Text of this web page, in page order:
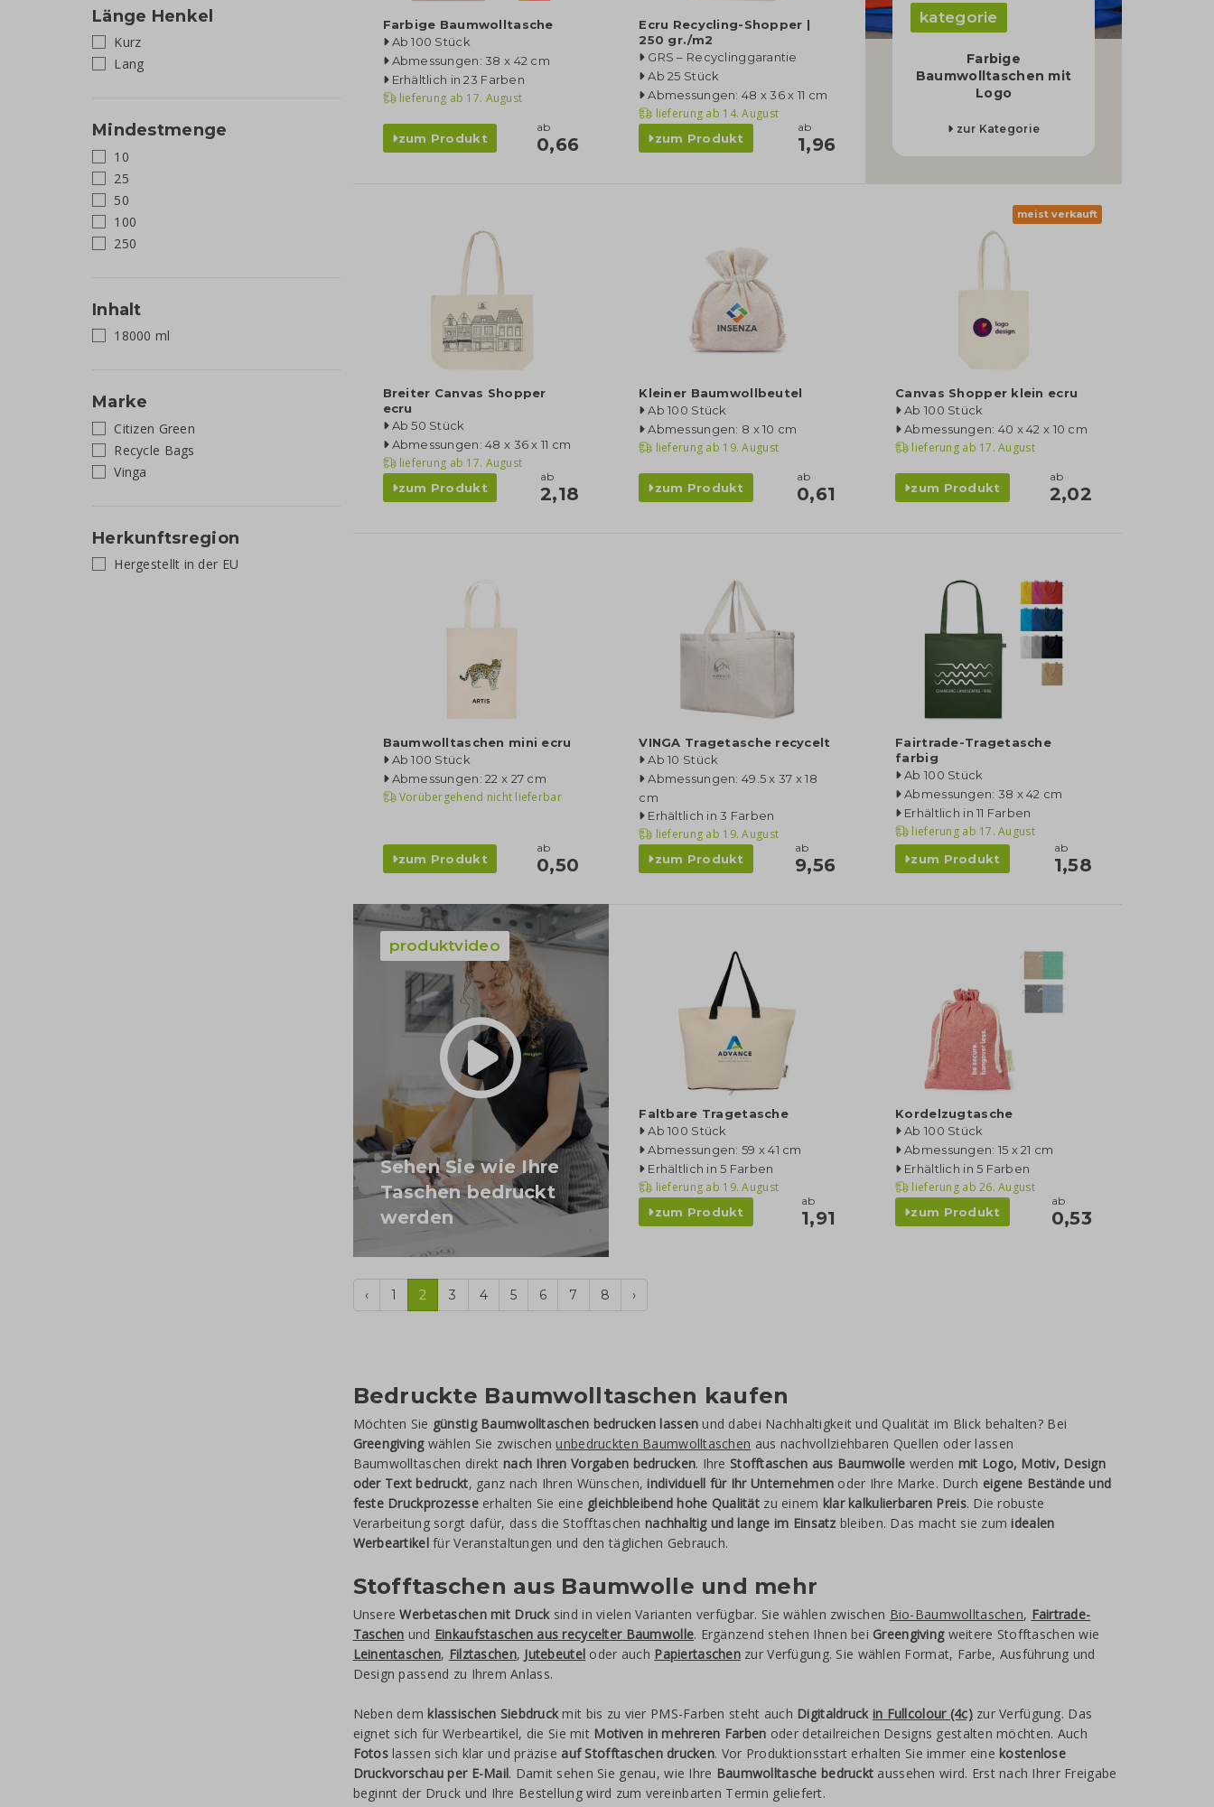
Länge Henkel
Kurz
Lang
Mindestmenge
10
25
50
100
250
Inhalt
18000 ml
Marke
Citizen Green
Recycle Bags
Vinga
Herkunftsregion
Hergestellt in der EU
Farbige Baumwolltasche
Ab 100 Stück
Abmessungen: 38 x 42 cm
Erhältlich in 23 Farben
lieferung ab 17. August
zum Produkt
ab
0,66
Ecru Recycling-Shopper |
250 gr./m2
GRS – Recyclinggarantie
Ab 25 Stück
Abmessungen: 48 x 36 x 11 cm
lieferung ab 14. August
zum Produkt
ab
1,96
kategorie
Farbige
Baumwolltaschen mit
Logo
zur Kategorie
Breiter Canvas Shopper
ecru
Ab 50 Stück
Abmessungen: 48 x 36 x 11 cm
lieferung ab 17. August
zum Produkt
ab
2,18
Kleiner Baumwollbeutel
Ab 100 Stück
Abmessungen: 8 x 10 cm
lieferung ab 19. August
zum Produkt
ab
0,61
meist verkauft
Canvas Shopper klein ecru
Ab 100 Stück
Abmessungen: 40 x 42 x 10 cm
lieferung ab 17. August
zum Produkt
ab
2,02
Baumwolltaschen mini ecru
Ab 100 Stück
Abmessungen: 22 x 27 cm
Vorübergehend nicht lieferbar
zum Produkt
ab
0,50
VINGA Tragetasche recycelt
Ab 10 Stück
Abmessungen: 49.5 x 37 x 18
cm
Erhältlich in 3 Farben
lieferung ab 19. August
zum Produkt
ab
9,56
Fairtrade-Tragetasche
farbig
Ab 100 Stück
Abmessungen: 38 x 42 cm
Erhältlich in 11 Farben
lieferung ab 17. August
zum Produkt
ab
1,58
produktvideo
Sehen Sie wie Ihre
Taschen bedruckt
werden
Faltbare Tragetasche
Ab 100 Stück
Abmessungen: 59 x 41 cm
Erhältlich in 5 Farben
lieferung ab 19. August
zum Produkt
ab
1,91
Kordelzugtasche
Ab 100 Stück
Abmessungen: 15 x 21 cm
Erhältlich in 5 Farben
lieferung ab 26. August
zum Produkt
ab
0,53
‹ 1 2 3 4 5 6 7 8 ›
Bedruckte Baumwolltaschen kaufen
Möchten Sie günstig Baumwolltaschen bedrucken lassen und dabei Nachhaltigkeit und Qualität im Blick behalten? Bei
Greengivingwählen Sie zwischenunbedruckten Baumwolltaschen aus nachvollziehbaren Quellen oder lassen
Baumwolltaschen direkt nach Ihren Vorgaben bedrucken. IhreStofftaschen aus Baumwolle werden mit Logo, Motiv, Design
oder Text bedruckt, ganz nach Ihren Wünschen,individuell für Ihr Unternehmen oder Ihre Marke. Durch eigene Bestände und
feste Druckprozesseerhalten Sie eine gleichbleibend hohe Qualität zu einem klar kalkulierbaren Preis. Die robuste
Verarbeitung sorgt dafür, dass die Stofftaschen nachhaltig und lange im Einsatz bleiben. Das macht sie zumidealen
Werbeartikelfür Veranstaltungen und den täglichen Gebrauch.
Stofftaschen aus Baumwolle und mehr
UnsereWerbetaschen mit Drucksind in vielen Varianten verfügbar. Sie wählen zwischen Bio-Baumwolltaschen, Fairtrade-
Taschen und Einkaufstaschen aus recycelter Baumwolle. Ergänzend stehen Ihnen bei Greengivingweitere Stofftaschen wie
Leinentaschen, Filztaschen, Jutebeutel oder auch Papiertaschenzur Verfügung. Sie wählen Format, Farbe, Ausführung und
Design passend zu Ihrem Anlass.
Neben demklassischen Siebdruckmit bis zu vier PMS-Farben steht auch Digitaldruck in Fullcolour (4c)zur Verfügung. Das
eignet sich für Werbeartikel, die Sie mit Motiven in mehreren Farben oder detailreichen Designs gestalten möchten. Auch
Fotoslassen sich klar und präzise auf Stofftaschen drucken. Vor Produktionsstart erhalten Sie immer einekostenlose
Druckvorschau per E-Mail. Damit sehen Sie genau, wie Ihre Baumwolltasche bedruckt aussehen wird. Erst nach Ihrer Freigabe
beginnt der Druck und Ihre Bestellung wird zum vereinbarten Termin geliefert.